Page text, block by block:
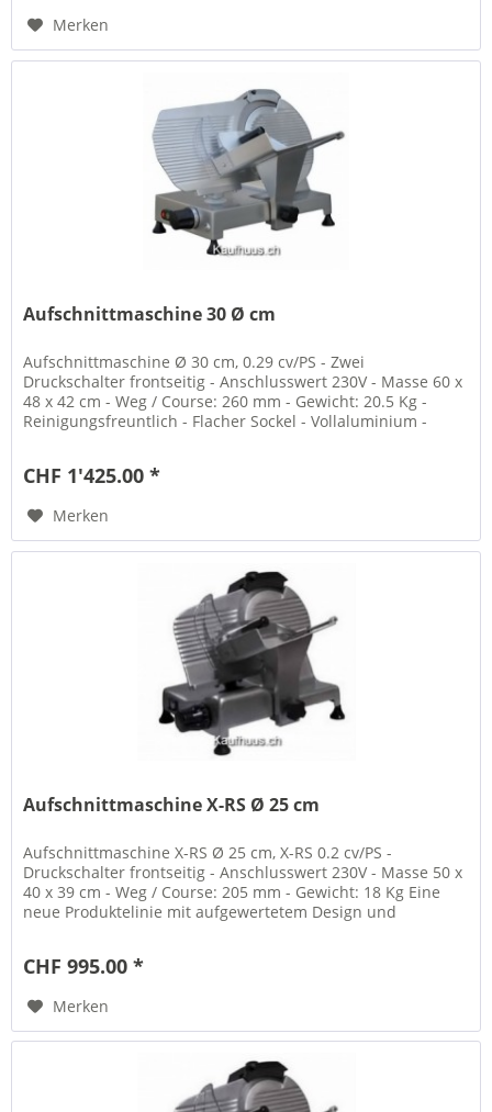
Merken
Aufschnittmaschine 30 Ø cm
Aufschnittmaschine Ø 30 cm, 0.29 cv/PS - Zwei
Druckschalter frontseitig - Anschlusswert 230V - Masse 60 x
48 x 42 cm - Weg / Course: 260 mm - Gewicht: 20.5 Kg -
Reinigungsfreuntlich - Flacher Sockel - Vollaluminium -
CHF 1'425.00 *
Merken
Aufschnittmaschine X-RS Ø 25 cm
Aufschnittmaschine X-RS Ø 25 cm, X-RS 0.2 cv/PS -
Druckschalter frontseitig - Anschlusswert 230V - Masse 50 x
40 x 39 cm - Weg / Course: 205 mm - Gewicht: 18 Kg Eine
neue Produktelinie mit aufgewertetem Design und
CHF 995.00 *
Merken